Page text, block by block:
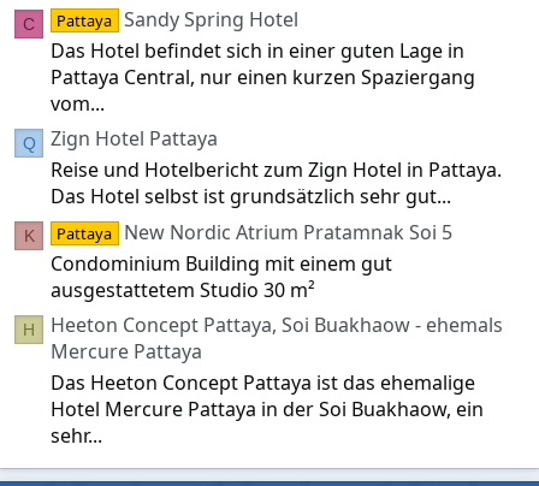
C Pattaya Sandy Spring Hotel
Das Hotel befindet sich in einer guten Lage in
Pattaya Central, nur einen kurzen Spaziergang
vom...
Q
Zign Hotel Pattaya
Reise und Hotelbericht zum Zign Hotel in Pattaya.
Das Hotel selbst ist grundsätzlich sehr gut...
K Pattaya
New Nordic Atrium Pratamnak Soi 5
Condominium Building mit einem gut
ausgestattetem Studio 30 m²
H
Heeton Concept Pattaya, Soi Buakhaow - ehemals
Mercure Pattaya
Das Heeton Concept Pattaya ist das ehemalige
Hotel Mercure Pattaya in der Soi Buakhaow, ein
sehr...